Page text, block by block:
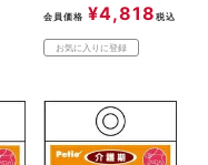
会員価格 ¥4,818 税込
お気に入りに登録